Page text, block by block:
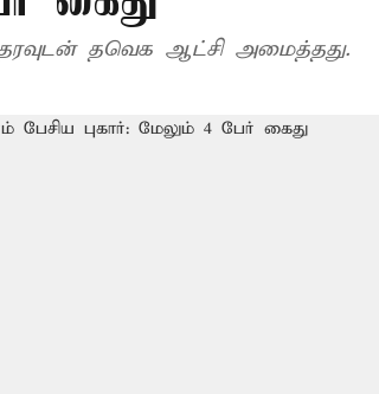
தவெக ஆட்சி அமைத்தது.